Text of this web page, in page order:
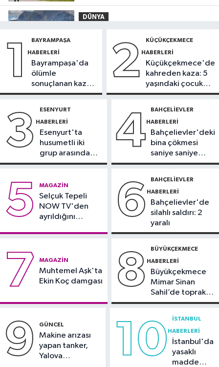
DÜNYA
Oğlu Hunter Biden’dan açıklama
Sağlık
ama sınırsız değil
Turizmde hareketlilik başladı
Kayalık bölgelerde zehirli tehlike
1 BAYRAMPAŞA
HABERLERI
Bayrampaşa'da
ölümle
sonuçlanan kaza:
Sürücü
2 KÜÇÜKÇEKMECE
HABERLERI
Küçükçekmece'de
kahreden kaza: 5
yaşındaki çocuk
yoğun bakımda
3 ESENYURT
HABERLERI
Esenyurt'ta
husumetli iki
grup arasında
silahlı kavga
4 BAHÇELIEVLER
HABERLERI
Bahçelievler'deki
bina çökmesi
saniye saniye
görüntülendi
5 MAGAZIN
Selçuk Tepeli
NOW TV'den
ayrıldığını
6 BAHÇELIEVLER
HABERLERI
Bahçelievler'de
silahlı saldırı: 2
yaralı
7 MAGAZIN
Muhtemel Aşk'ta
Ekin Koç damgası
8 BÜYÜKÇEKMECE
HABERLERI
Büyükçekmece
Mimar Sinan
Sahil’de toprak
kayması
9 GÜNCEL
Makine arızası
yapan tanker,
Yalova
10 İSTANBUL
HABERLERI
İstanbul'da
yasaklı
madde